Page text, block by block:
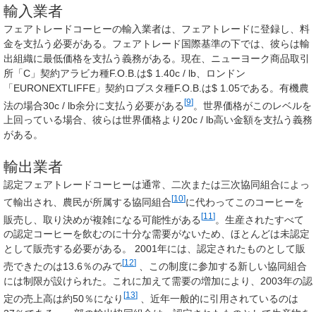
輸入業者
フェアトレードコーヒーの輸入業者は、フェアトレードに登録し、料
金を支払う必要がある。フェアトレード国際基準の下では、彼らは輸
出組織に最低価格を支払う義務がある。現在、ニューヨーク商品取引
所「C」契約アラビカ種F.O.B.は$ 1.40c / lb、ロンドン
「EURONEXTLIFFE」契約ロブスタ種F.O.B.は$ 1.05である。有機農
法の場合30c / lb余分に支払う必要がある[9]。世界価格がこのレベルを
上回っている場合、彼らは世界価格より20c / lb高い金額を支払う義務
がある。
輸出業者
認定フェアトレードコーヒーは通常、二次または三次協同組合によっ
て輸出され、農民が所属する協同組合[10]に代わってこのコーヒーを
販売し、取り決めが複雑になる可能性がある[11 ]。生産されたすべて
の認定コーヒーを飲むのに十分な需要がないため、ほとんどは未認定
として販売する必要がある。 2001年には、認定されたものとして販
売できたのは13.6％のみで[12]
、この制度に参加する新しい協同組合
には制限が設けられた。これに加えて需要の増加により、2003年の認
定の売上高は約50％になり [13]
、近年一般的に引用されているのは